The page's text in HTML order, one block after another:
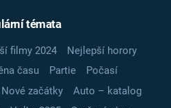
témata
filmy 2024
Nejlepší horory
času Partie
Počasí
Nové začátky
Auto – katalog